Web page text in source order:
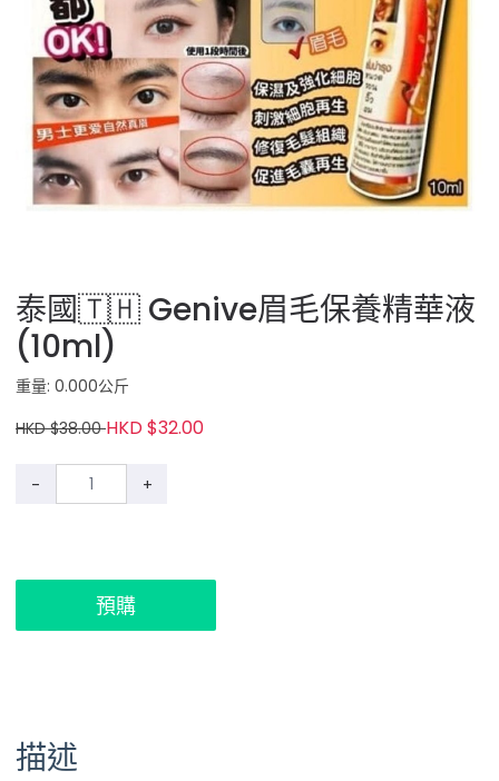
泰國🇹🇭 Genive眉毛保養精華液
(10ml)
重量: 0.000公斤
HKD $38.00HKD $32.00
- +
預購
描述